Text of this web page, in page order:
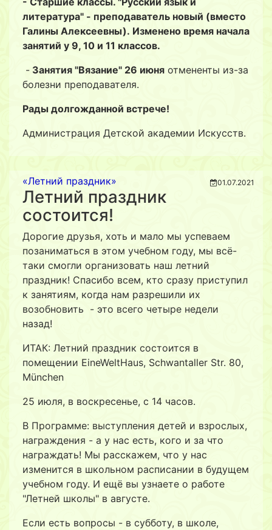
литература" - преподаватель новый (вместо
Галины Алексеевны). Изменено время начала
занятий у 9, 10 и 11 классов.
- Занятия "Вязание" 26 июня отмененты из-за
болезни преподавателя.
Рады долгожданной встрече!
Администрация Детской академии Искусств.
«Летний праздник»
Летний праздник
состоится!
01.07.2021
Дорогие друзья, хоть и мало мы успеваем
позаниматься в этом учебном году, мы всё-
таки смогли организовать наш летний
праздник! Спасибо всем, кто сразу приступил
к занятиям, когда нам разрешили их
возобновить - это всего четыре недели
назад!
ИТАК: Летний праздник состоится в
помещении EineWeltHaus, Schwantaller Str. 80,
München
25 июля, в воскресенье, с 14 часов.
В Программе: выступления детей и взрослых,
награждения - а у нас есть, кого и за что
награждать! Мы расскажем, что у нас
изменится в школьном расписании в будущем
учебном году. И ещё вы узнаете о работе
"Летней школы" в августе.
Если есть вопросы - в субботу, в школе,